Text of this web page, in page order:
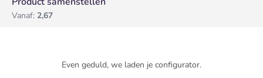
Vanaf: 2,67
Even geduld, we laden je configurator.